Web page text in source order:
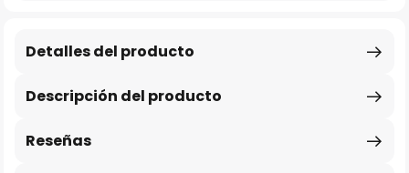
Descripción del producto
Detalles del producto
Reseñas